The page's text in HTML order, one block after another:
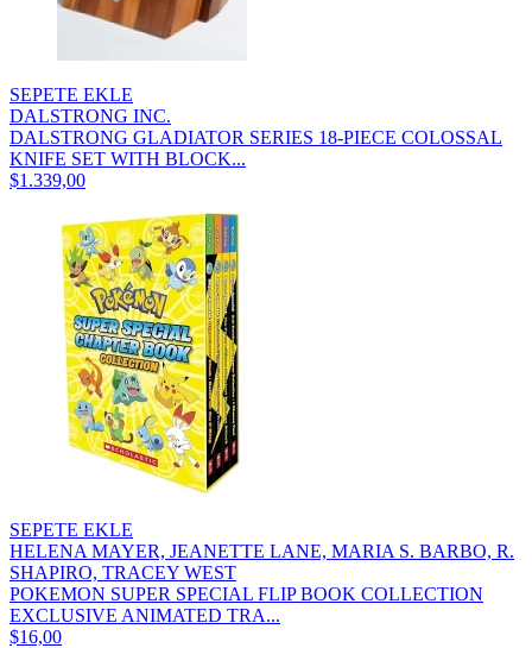
SEPETE EKLE
DALSTRONG INC.
DALSTRONG GLADIATOR SERIES 18-PIECE COLOSSAL
KNIFE SET WITH BLOCK...
$1.339,00
SEPETE EKLE
HELENA MAYER, JEANETTE LANE, MARIA S. BARBO, R.
SHAPIRO, TRACEY WEST
POKEMON SUPER SPECIAL FLIP BOOK COLLECTION
EXCLUSIVE ANIMATED TRA...
$16,00